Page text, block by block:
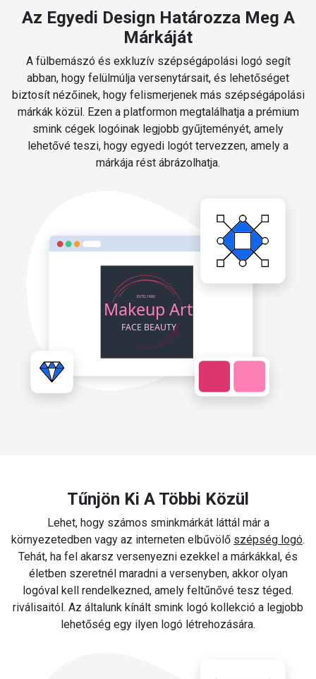
Az Egyedi Design Határozza Meg A
Márkáját
A fülbemászó és exkluzív szépségápolási logó segít
abban, hogy felülmúlja versenytársait, és lehetőséget
biztosít nézőinek, hogy felismerjenek más szépségápolási
márkák közül. Ezen a platformon megtalálhatja a prémium
smink cégek logóinak legjobb gyűjteményét, amely
lehetővé teszi, hogy egyedi logót tervezzen, amely a
márkája rést ábrázolhatja.
Tűnjön Ki A Többi Közül
Lehet, hogy számos sminkmárkát láttál már a
környezetedben vagy az interneten elbűvölő szépség logó.
Tehát, ha fel akarsz versenyezni ezekkel a márkákkal, és
életben szeretnél maradni a versenyben, akkor olyan
logóval kell rendelkezned, amely feltűnővé tesz téged.
riválisaitól. Az általunk kínált smink logó kollekció a legjobb
lehetőség egy ilyen logó létrehozására.